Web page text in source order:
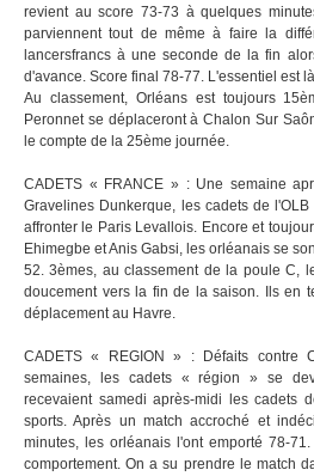
revient au score 73-73 à quelques
parviennent tout de même à faire la
lancersfrancs à une seconde de la fin
d'avance. Score final 78-77. L'essentiel est
Au classement, Orléans est toujours
Peronnet se déplaceront à Chalon Sur
le compte de la 25ème journée.
CADETS « FRANCE » : Une semaine
Gravelines Dunkerque, les cadets de
affronter le Paris Levallois. Encore et
Ehimegbe et Anis Gabsi, les orléanais se
52. 3èmes, au classement de la poule C,
doucement vers la fin de la saison. Ils en
déplacement au Havre.
CADETS « REGION » : Défaits contre
semaines, les cadets « région » se
recevaient samedi après-midi les cadets
sports. Après un match accroché et
minutes, les orléanais l'ont emporté 78-
comportement. On a su prendre le match